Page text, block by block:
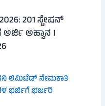
201 ಸ್ಟೇಷನ್
ಅರ್ಜಿ ಅಹ್ವಾನ ।